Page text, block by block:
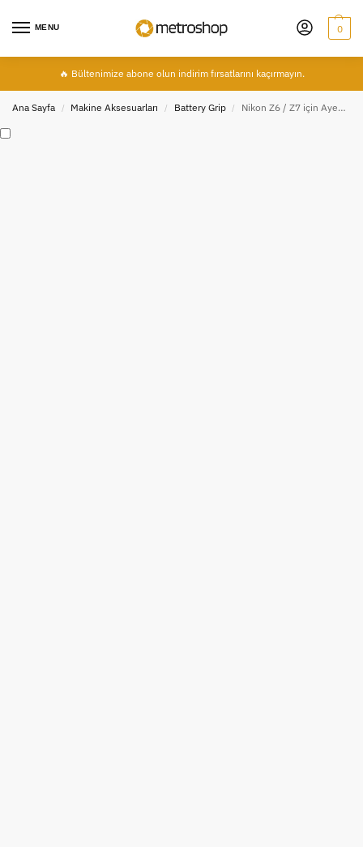
MENU 0
🔥 Bültenimize abone olun indirim fırsatlarını kaçırmayın.
Ana Sayfa / Makine Aksesuarları / Battery Grip / Nikon Z6 / Z7 için Ayex AX-MB Z6 / Z7 Battery Grip (BG-N10) + 1 Ad EN-EL15B Batarya